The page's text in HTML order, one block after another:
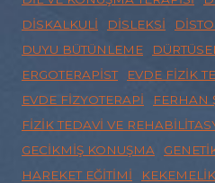
DISKALKULI
DISLEKSI
DUYU BÜTÜNLEME
ERGOTERAPIST
EVDE FIZIK
EVDE FIZYOTERAPI
FERHAN
FIZIK TEDAVI VE
GECIKMIŞ KONUŞMA
HAREKET EĞITIMI
KEKEMELIK